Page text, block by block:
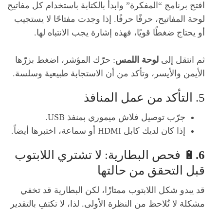
افتح برنامج “المفكرة” وابدأ بالكتابة باستخدام كل مفاتيح
لوحة المفاتيح، حرفًا حرفًا. إذا وجدت مفتاحًا لا يستجيب
أو يحتاج ضغطًا قويًا، فهذه إشارة يجب الانتباه لها.
ثم انتقل إلى لوحة اللمس: حرّك المؤشر، اضغط بزرّها
الأيمن والأيسر، وتأكد من أن الاستجابة طبيعية وسلسة.
5. التأكد من عمل المنافذ
جرّب توصيل فلاش ميموري بمنفذ USB.
إذا كان لديك كابل HDMI أو سماعة، اختبرها أيضاً.
6. 🔋 فحص البطارية: لا تشتري اللابتوب
قبل التحقق من حالتها
قد يبدو شكل اللابتوب ممتازًا، لكن البطارية قد تخفي
مشكلة لا تُلاحظ من النظرة الأولى. لذا، لا تكتفِ بالتقدير